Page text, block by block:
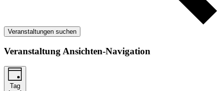
Veranstaltungen suchen
Veranstaltung Ansichten-Navigation
Tag